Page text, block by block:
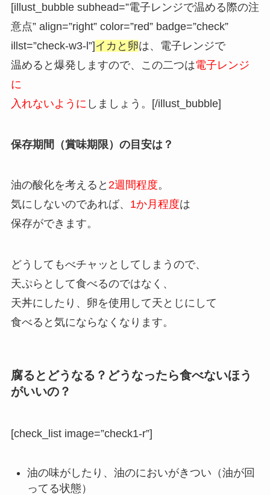
[illust_bubble subhead=”電子レンジで温める際の注
意点” align=”right” color=”red” badge=”check”
illst=”check-w3-l”]イカと卵は、電子レンジで
温めると爆発しますので、この二つは電子レンジ
に
入れないように しましょう。[/illust_bubble]
保存期間（賞味期限）の目安は？
油の酸化を考えると 2週間程度。
気にしないのであれば、 1か月程度は
保存ができます。
どうしてもべチャッとしてしまうので、
天ぷらとして食べるのではなく、
天丼にしたり、卵を使用して天とじにして
食べると気にならなくなります。
腐るとどうなる？どうなったら食べないほう
がいいの？
[check_list image=”check1-r”]
油の味がしたり、油のにおいがきつい（油が回
ってる状態）